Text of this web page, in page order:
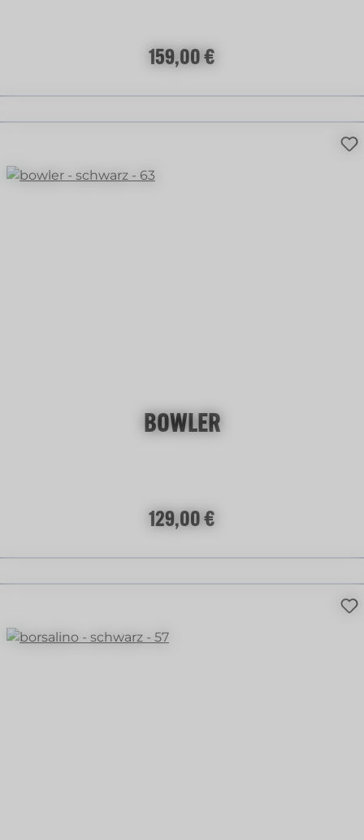
Regulärer Preis:
159,00 €
BOWLER
Regulärer Preis:
129,00 €